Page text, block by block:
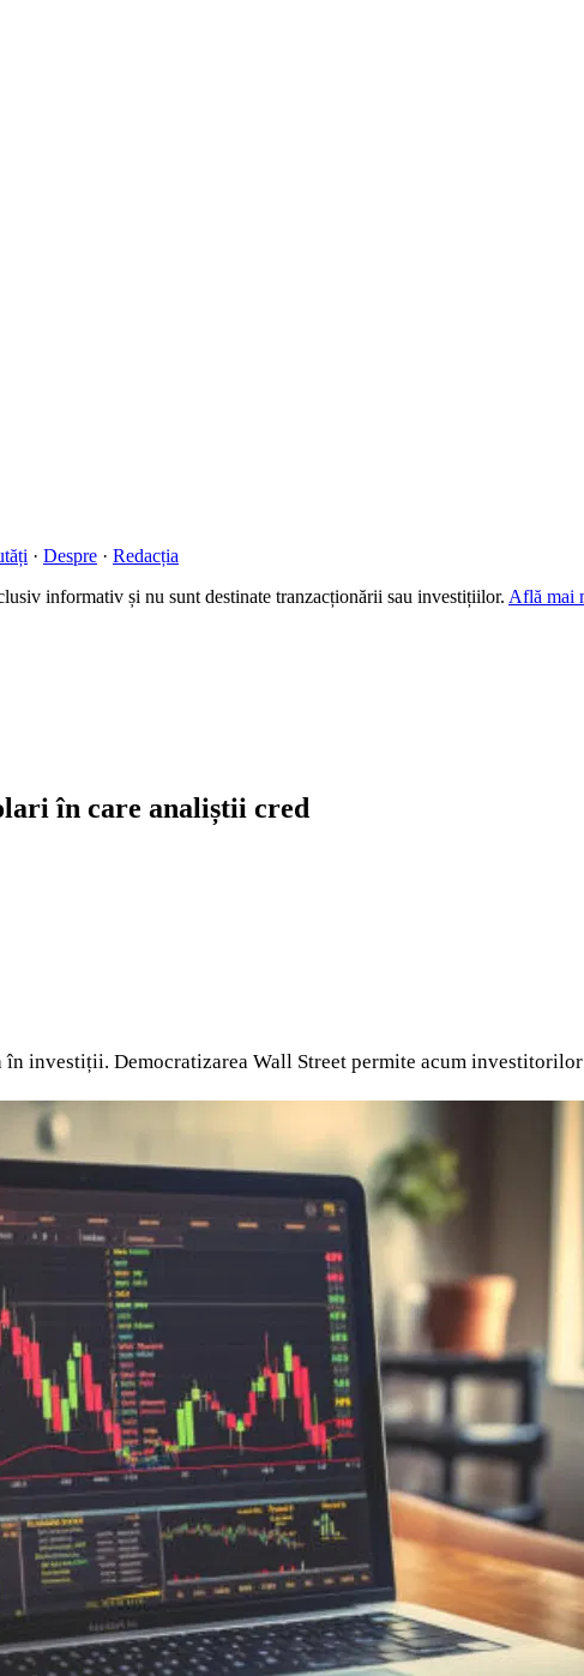
· Despre · Redacția
informativ și nu sunt destinate tranzacționării sau investițiilor. Află mai
în care analiștii cred
investiții. Democratizarea Wall Street permite acum